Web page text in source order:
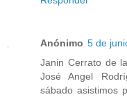
Anónimo 5 de
Janin Cerrato de
José Angel
sábado asistimos